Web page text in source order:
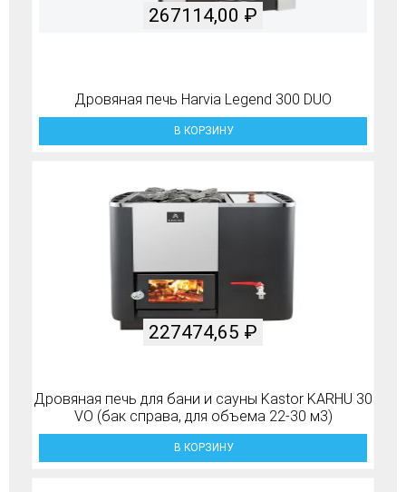
Дровяная печь Harvia Legend 300 DUO
267114,00 ₽
В КОРЗИНУ
Дровяная печь для бани и сауны Kastor KARHU 30
VO (бак справа, для объема 22-30 м3)
227474,65 ₽
В КОРЗИНУ